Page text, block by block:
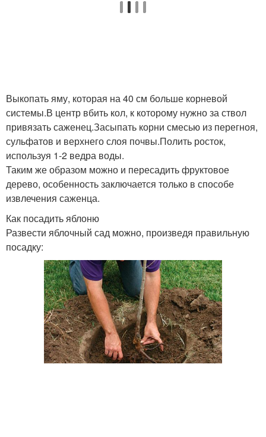
Выкопать яму, которая на 40 см больше корневой
системы.В центр вбить кол, к которому нужно за ствол
привязать саженец.Засыпать корни смесью из перегноя,
сульфатов и верхнего слоя почвы.Полить росток,
используя 1-2 ведра воды.
Таким же образом можно и пересадить фруктовое
дерево, особенность заключается только в способе
извлечения саженца.
Как посадить яблоню
Развести яблочный сад можно, произведя правильную
посадку: